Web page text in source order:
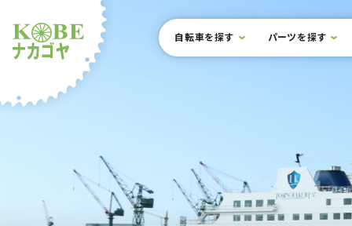
サイト内メニュー
本文までスキップ
自転車を探す パーツを探す